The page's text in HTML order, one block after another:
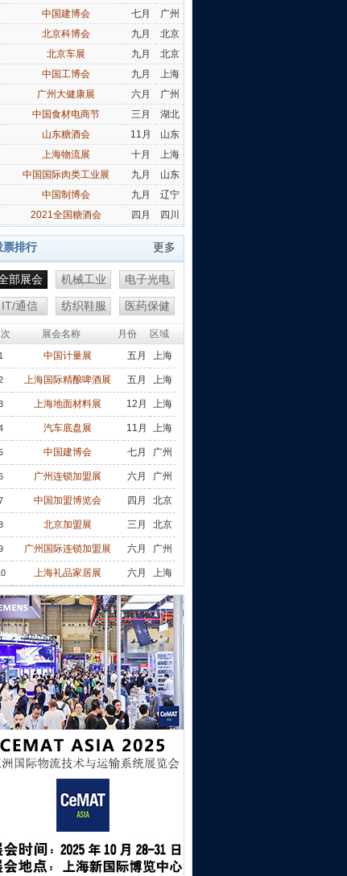
中国建博会 七月 广州
北京科博会 九月 北京
北京车展 九月 北京
中国工博会 九月 上海
广州大健康展 六月 广州
中国食材电商节 三月 湖北
山东糖酒会 11月 山东
上海物流展 十月 上海
中国国际肉类工业展 九月 山东
中国制博会 九月 辽宁
2021全国糖酒会 四月 四川
票排行 更多
部展会 机械工业 电子光电
IT/通信 纺织鞋服 医药保健
展会名称 月份 区域
1 中国计量展 五月 上海
上海国际精酿啤酒展 五月 上海
上海地面材料展 12月 上海
汽车底盘展 11月 上海
中国建博会 七月 广州
广州连锁加盟展 六月 广州
中国加盟博览会 四月 北京
北京加盟展 三月 北京
广州国际连锁加盟展 六月 广州
上海礼品家居展 六月 上海